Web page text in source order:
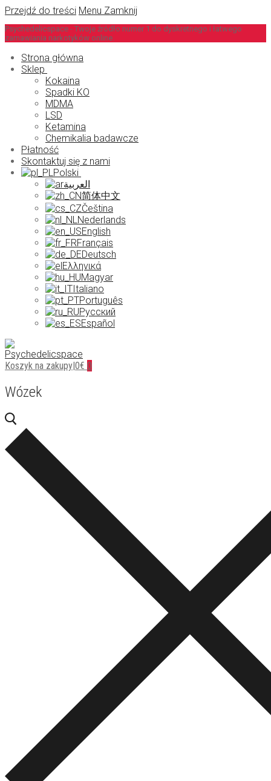
Przejdź do treści Menu Zamknij
Psychedelicspace - Twoje źródło numer 1 do dyskretnego i łatwego
zamawiania narkotyków online.
Strona główna
Sklep
Kokaina
Spadki KO
MDMA
LSD
Ketamina
Chemikalia badawcze
Płatność
Skontaktuj się z nami
Polski
العربية
简体中文
Čeština
Nederlands
English
Français
Deutsch
Ελληνικά
Magyar
Italiano
Português
Русский
Español
Koszyk na zakupy|0€ 0
Wózek